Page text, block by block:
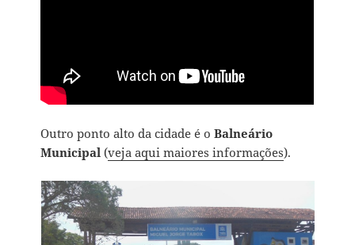
Outro ponto alto da cidade é oBalneário
Municipal (veja aqui maiores informações).